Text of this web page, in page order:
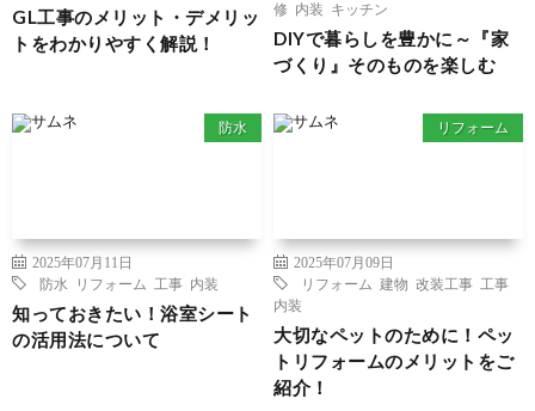
GL工事のメリット・デメリッ
トをわかりやすく解説！
修
内装 キッチン
DIYで暮らしを豊かに～『家
づくり』そのものを楽しむ
防水
2025年07月11日
防水
リフォーム 工事 内装
知っておきたい！浴室シート
の活用法について
リフォーム
2025年07月09日
リフォーム
建物 改装工事 工事
内装
大切なペットのために！ペッ
トリフォームのメリットをご
紹介！